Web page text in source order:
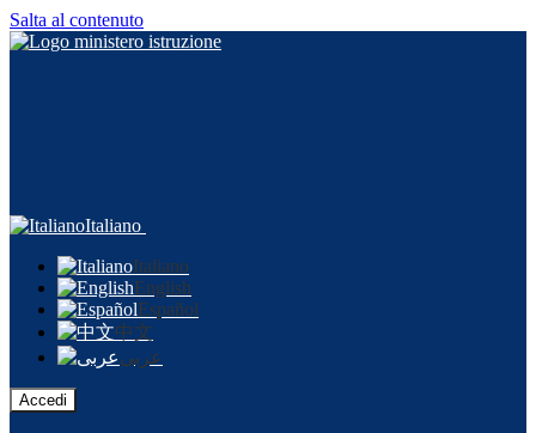
Salta al contenuto
Italiano
Italiano
English
Español
中文
عربى
Accedi